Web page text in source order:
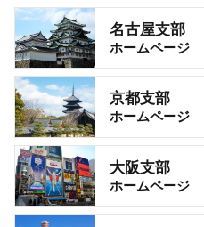
名古屋支部
ホームページ
京都支部
ホームページ
大阪支部
ホームページ